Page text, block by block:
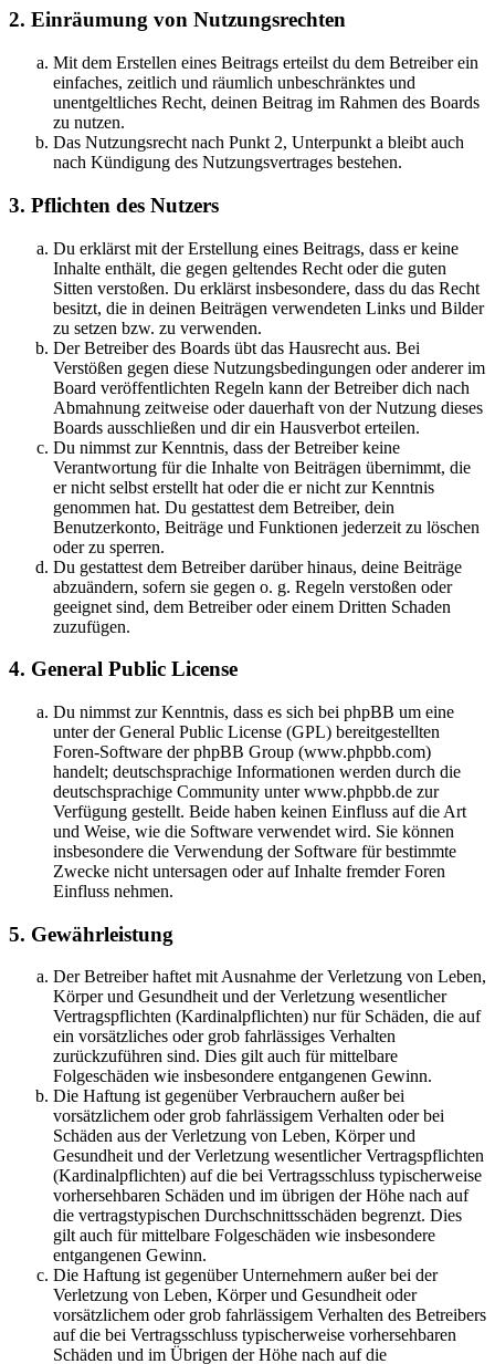
2. Einräumung von Nutzungsrechten
Mit dem Erstellen eines Beitrags erteilst du dem Betreiber ein
einfaches, zeitlich und räumlich unbeschränktes und
unentgeltliches Recht, deinen Beitrag im Rahmen des Boards
zu nutzen.
Das Nutzungsrecht nach Punkt 2, Unterpunkt a bleibt auch
nach Kündigung des Nutzungsvertrages bestehen.
3. Pflichten des Nutzers
Du erklärst mit der Erstellung eines Beitrags, dass er keine
Inhalte enthält, die gegen geltendes Recht oder die guten
Sitten verstoßen. Du erklärst insbesondere, dass du das Recht
besitzt, die in deinen Beiträgen verwendeten Links und Bilder
zu setzen bzw. zu verwenden.
Der Betreiber des Boards übt das Hausrecht aus. Bei
Verstößen gegen diese Nutzungsbedingungen oder anderer im
Board veröffentlichten Regeln kann der Betreiber dich nach
Abmahnung zeitweise oder dauerhaft von der Nutzung dieses
Boards ausschließen und dir ein Hausverbot erteilen.
Du nimmst zur Kenntnis, dass der Betreiber keine
Verantwortung für die Inhalte von Beiträgen übernimmt, die
er nicht selbst erstellt hat oder die er nicht zur Kenntnis
genommen hat. Du gestattest dem Betreiber, dein
Benutzerkonto, Beiträge und Funktionen jederzeit zu löschen
oder zu sperren.
Du gestattest dem Betreiber darüber hinaus, deine Beiträge
abzuändern, sofern sie gegen o. g. Regeln verstoßen oder
geeignet sind, dem Betreiber oder einem Dritten Schaden
zuzufügen.
4. General Public License
Du nimmst zur Kenntnis, dass es sich bei phpBB um eine
unter der General Public License (GPL) bereitgestellten
Foren-Software der phpBB Group (www.phpbb.com)
handelt; deutschsprachige Informationen werden durch die
deutschsprachige Community unter www.phpbb.de zur
Verfügung gestellt. Beide haben keinen Einfluss auf die Art
und Weise, wie die Software verwendet wird. Sie können
insbesondere die Verwendung der Software für bestimmte
Zwecke nicht untersagen oder auf Inhalte fremder Foren
Einfluss nehmen.
5. Gewährleistung
Der Betreiber haftet mit Ausnahme der Verletzung von Leben,
Körper und Gesundheit und der Verletzung wesentlicher
Vertragspflichten (Kardinalpflichten) nur für Schäden, die auf
ein vorsätzliches oder grob fahrlässiges Verhalten
zurückzuführen sind. Dies gilt auch für mittelbare
Folgeschäden wie insbesondere entgangenen Gewinn.
Die Haftung ist gegenüber Verbrauchern außer bei
vorsätzlichem oder grob fahrlässigem Verhalten oder bei
Schäden aus der Verletzung von Leben, Körper und
Gesundheit und der Verletzung wesentlicher Vertragspflichten
(Kardinalpflichten) auf die bei Vertragsschluss typischerweise
vorhersehbaren Schäden und im übrigen der Höhe nach auf
die vertragstypischen Durchschnittsschäden begrenzt. Dies
gilt auch für mittelbare Folgeschäden wie insbesondere
entgangenen Gewinn.
Die Haftung ist gegenüber Unternehmern außer bei der
Verletzung von Leben, Körper und Gesundheit oder
vorsätzlichem oder grob fahrlässigem Verhalten des Betreibers
auf die bei Vertragsschluss typischerweise vorhersehbaren
Schäden und im Übrigen der Höhe nach auf die